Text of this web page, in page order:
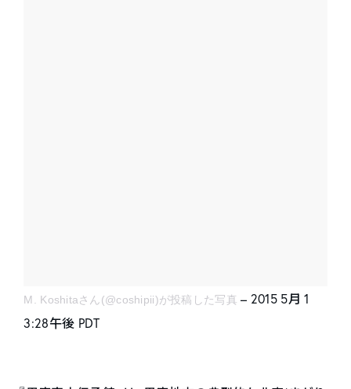
M. Koshitaさん(@coshipii)が投稿した写真 – 2015 5月 1
3:28午後 PDT